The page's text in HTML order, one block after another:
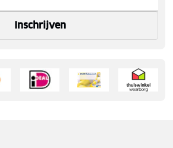
Inschrijven